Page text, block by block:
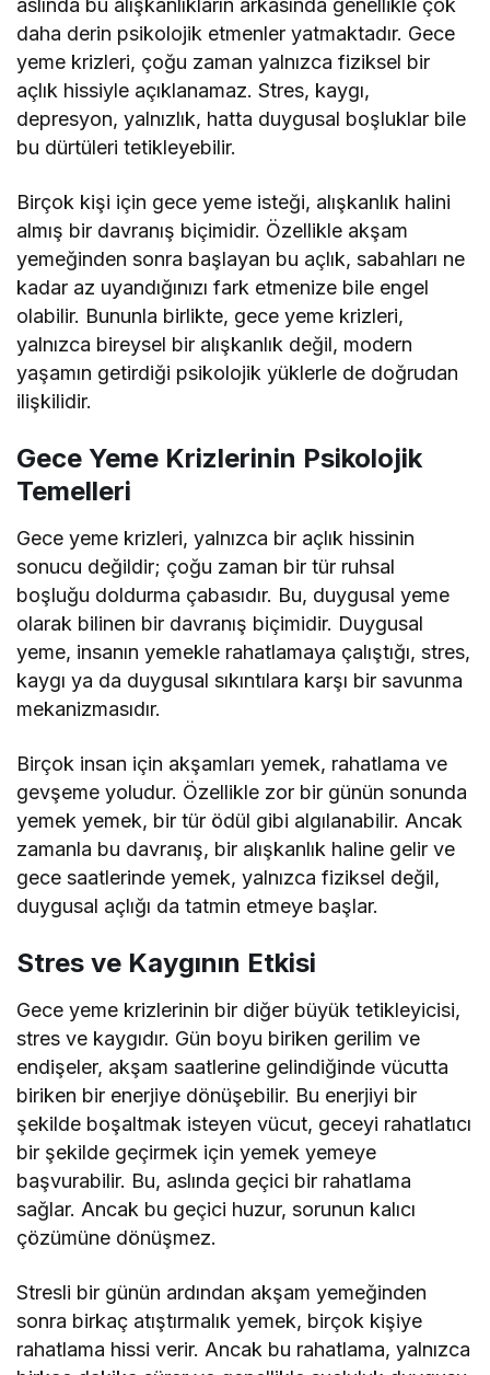
daha derin psikolojik etmenler yatmaktadır. Gece
yeme krizleri, çoğu zaman yalnızca fiziksel bir
açlık hissiyle açıklanamaz. Stres, kaygı,
depresyon, yalnızlık, hatta duygusal boşluklar bile
bu dürtüleri tetikleyebilir.
Birçok kişi için gece yeme isteği, alışkanlık halini
almış bir davranış biçimidir. Özellikle akşam
yemeğinden sonra başlayan bu açlık, sabahları ne
kadar az uyandığınızı fark etmenize bile engel
olabilir. Bununla birlikte, gece yeme krizleri,
yalnızca bireysel bir alışkanlık değil, modern
yaşamın getirdiği psikolojik yüklerle de doğrudan
ilişkilidir.
Gece Yeme Krizlerinin Psikolojik
Temelleri
Gece yeme krizleri, yalnızca bir açlık hissinin
sonucu değildir; çoğu zaman bir tür ruhsal
boşluğu doldurma çabasıdır. Bu, duygusal yeme
olarak bilinen bir davranış biçimidir. Duygusal
yeme, insanın yemekle rahatlamaya çalıştığı, stres,
kaygı ya da duygusal sıkıntılara karşı bir savunma
mekanizmasıdır.
Birçok insan için akşamları yemek, rahatlama ve
gevşeme yoludur. Özellikle zor bir günün sonunda
yemek yemek, bir tür ödül gibi algılanabilir. Ancak
zamanla bu davranış, bir alışkanlık haline gelir ve
gece saatlerinde yemek, yalnızca fiziksel değil,
duygusal açlığı da tatmin etmeye başlar.
Stres ve Kaygının Etkisi
Gece yeme krizlerinin bir diğer büyük tetikleyicisi,
stres ve kaygıdır. Gün boyu biriken gerilim ve
endişeler, akşam saatlerine gelindiğinde vücutta
biriken bir enerjiye dönüşebilir. Bu enerjiyi bir
şekilde boşaltmak isteyen vücut, geceyi rahatlatıcı
bir şekilde geçirmek için yemek yemeye
başvurabilir. Bu, aslında geçici bir rahatlama
sağlar. Ancak bu geçici huzur, sorunun kalıcı
çözümüne dönüşmez.
Stresli bir günün ardından akşam yemeğinden
sonra birkaç atıştırmalık yemek, birçok kişiye
rahatlama hissi verir. Ancak bu rahatlama, yalnızca